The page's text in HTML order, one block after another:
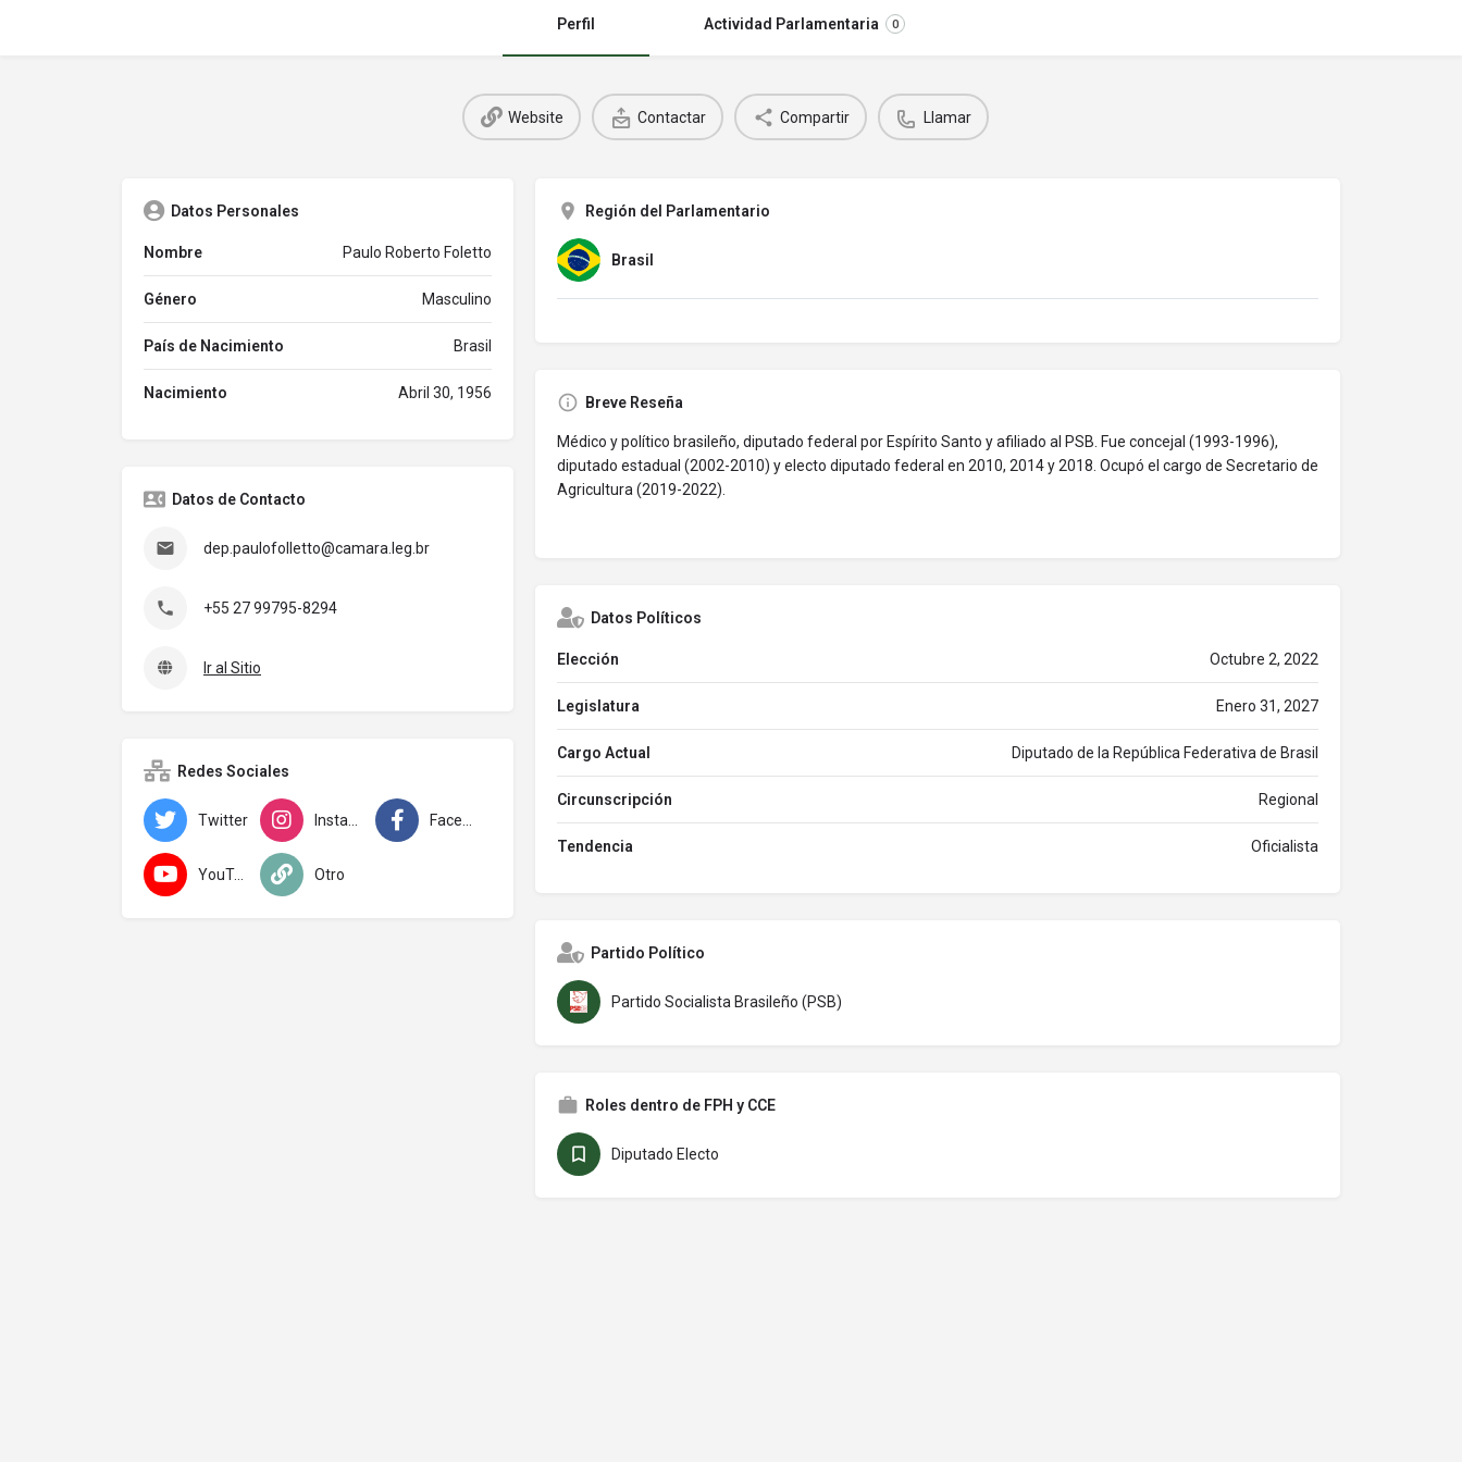
Perfil Actividad Parlamentaria 0
Website Contactar Compartir Llamar
Datos Personales
Nombre Paulo Roberto Foletto
Género Masculino
País de Nacimiento Brasil
Nacimiento Abril 30, 1956
Datos de Contacto
dep.paulofolletto@camara.leg.br
+55 27 99795-8294
Ir al Sitio
Redes Sociales
Twitter
YouTube Otro
Región del Parlamentario
Brasil
Breve Reseña
Médico y político brasileño, diputado federal por Espírito Santo y afiliado al PSB. Fue concejal (1993-1996),
diputado estadual (2002-2010) y electo diputado federal en 2010, 2014 y 2018. Ocupó el cargo de Secretario de
Agricultura (2019-2022).
Datos Políticos
Elección Octubre 2, 2022
Legislatura Enero 31, 2027
Cargo Actual Diputado de la República Federativa de Brasil
Circunscripción Regional
Tendencia Oficialista
Partido Político
Partido Socialista Brasileño (PSB)
Roles dentro de FPH y CCE
Diputado Electo